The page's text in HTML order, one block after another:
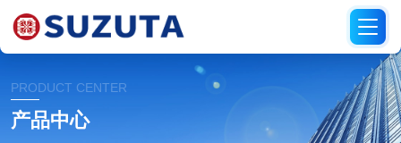
PRODUCT CENTER
产品中心